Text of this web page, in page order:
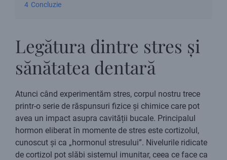
4 Concluzie
Legătura dintre stres și
sănătatea dentară
Atunci când experimentăm stres, corpul nostru trece
printr-o serie de răspunsuri fizice și chimice care pot
avea un impact asupra cavității bucale. Principalul
hormon eliberat în momente de stres este cortizolul,
cunoscut și ca „hormonul stresului”. Nivelurile ridicate
de cortizol pot slăbi sistemul imunitar, ceea ce face ca